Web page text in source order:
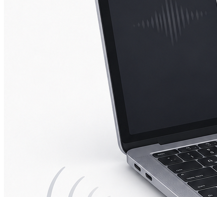
Ремонт Macbook
Macbook 12 (А1534)
MacBook Air
(A1369/A1370/A1465/A1466)
MacBook Air (A1932)
Macbook Pro 2009-2012
(A1297/A1278/A1286)
MacBook Pro (А2141/А2159/
А2251/A2289/A2338)
Macbook Pro Retina
(А1425/A1502/A1398)